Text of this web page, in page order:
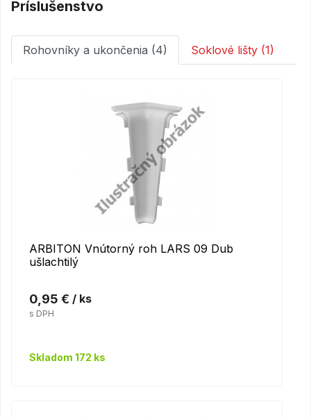
Príslušenstvo
Rohovníky a ukončenia (4) Soklové lišty (1)
ARBITON Vnútorný roh LARS 09 Dub
ušlachtilý
0,95 € / ks
s DPH
Skladom 172 ks